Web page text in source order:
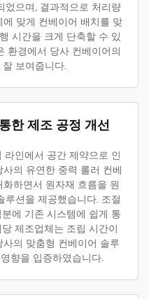
었으며, 결과적으로 처리량
맞게 컨베이어 배치를 맞
시간을 크게 단축할 수 있
환경에서 당사 컨베이어의
보여줍니다.
한 제조 공정 개선
인에서 공간 제약으로 인
의 유연한 중력 롤러 컨베
하면서 원자재 흐름을 원
루션을 제공했습니다. 조절
에 기존 시스템에 쉽게 통
제조업체는 조립 시간이
의 맞춤형 컨베이어 솔루
향을 입증하였습니다.